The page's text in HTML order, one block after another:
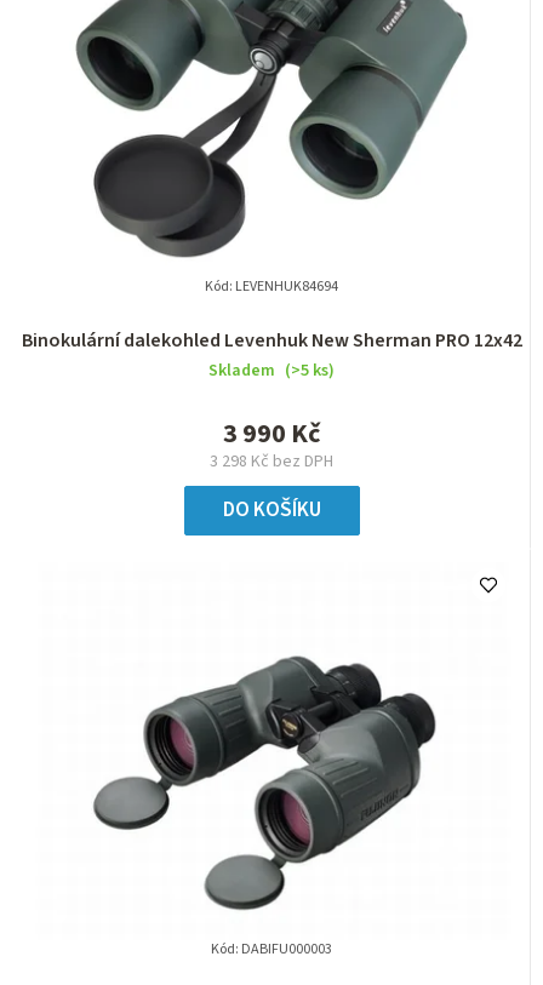
Binokulární dalekohled Levenhuk New Sherman PRO 12x42
Skladem (>5 ks)
3 298 Kč bez DPH
3 990 Kč
DO KOŠÍKU
Kód: LEVENHUK84694
Kód: DABIFU000003